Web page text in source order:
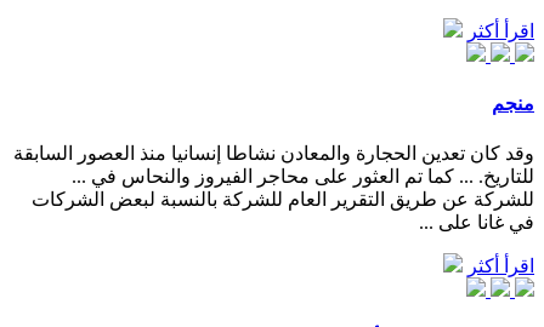
اقرأ أكثر
منجم
وقد كان تعدين الحجارة والمعادن نشاطا إنسانيا منذ العصور السابقة
للتاريخ. ... كما تم العثور على محاجر الفيروز والنحاس في ...
للشركة عن طريق التقرير العام للشركة بالنسبة لبعض الشركات
في غانا على ...
اقرأ أكثر